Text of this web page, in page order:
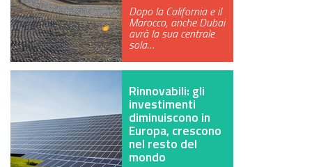
Dopo la California e il
Marocco, anche Dubai
avrà la sua centrale
sola…
Rinnovabili: gli
investimenti
diminuiscono in
Europa, crescono
nel resto del
mondo